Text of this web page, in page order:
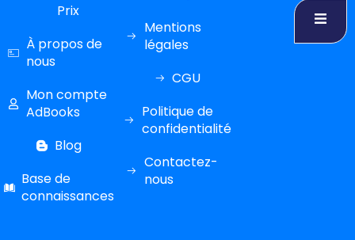
Prix
À propos de
nous
Mon compte
AdBooks
Blog
Base de
connaissances
Mentions
légales
CGU
Politique de
confidentialité
Contactez-
nous